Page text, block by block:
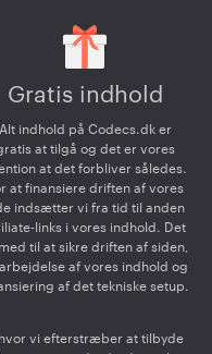
Gratis indhold
Alt indhold på Codecs.dk er
at tilgå og det er vores
at det forbliver således.
at finansiere driften af vores
indsætter vi fra tid til anden
links i vores indhold. Det
til at sikre driften af siden,
af vores indhold og
af det tekniske setup.
vi efterstræber at tilbyde